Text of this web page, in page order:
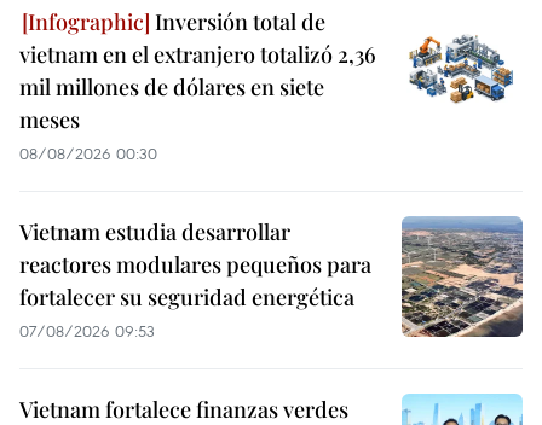
Inversión total de
vietnam en el extranjero totalizó 2,36
mil millones de dólares en siete
meses
08/08/2026 00:30
Vietnam estudia desarrollar
reactores modulares pequeños para
fortalecer su seguridad energética
07/08/2026 09:53
Vietnam fortalece finanzas verdes